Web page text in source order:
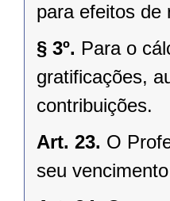
para efeitos de
§ 3º. Para o
gratificações,
contribuições.
Art. 23. O
seu